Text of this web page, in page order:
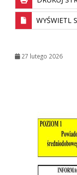
WYŚWIETL
27 lutego 2026